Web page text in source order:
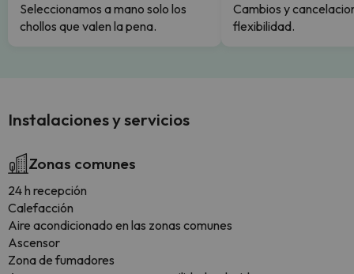
Seleccionamos a mano solo los
chollos que valen la pena.
Cambios y
flexibilidad.
Instalaciones y servicios
Zonas comunes
24 h recepción
Calefacción
Aire acondicionado en las zonas comunes
Ascensor
Zona de fumadores